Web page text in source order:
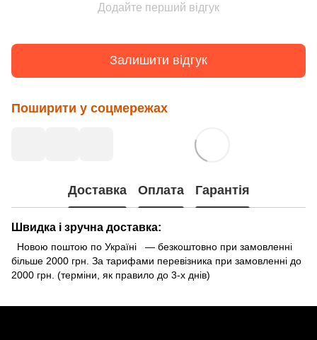
Додайте перший відгук
Залишити відгук
Поширити у соцмережах
Доставка Оплата Гарантія
Швидка і зручна доставка:
Новою поштою по Україні — безкоштовно при замовленні
більше 2000 грн. За тарифами перевізника при замовленні до
2000 грн. (терміни, як правило до 3-х днів)